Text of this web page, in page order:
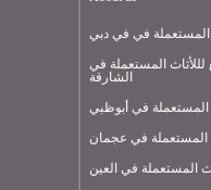
المستعملة في في دبي
لللأثاث المستعملة في
الشارقة
المستعملة في أبوظبي
المستعملة في عجمان
المستعملة في العين